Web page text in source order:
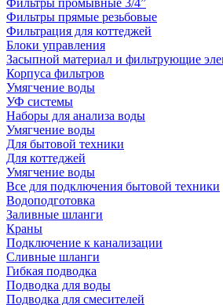
Фильтры прямые резьбовые
Фильтрация для коттеджей
Блоки управления
Засыпной материал и фильтрующие
Корпуса фильтров
Умягчение воды
УФ системы
Наборы для анализа воды
Умягчение воды
Для бытовой техники
Для коттеджей
Умягчение воды
Все для подключения бытовой техники
Водоподготовка
Заливные шланги
Краны
Подключение к канализации
Сливные шланги
Гибкая подводка
Подводка для воды
Подводка для смесителей